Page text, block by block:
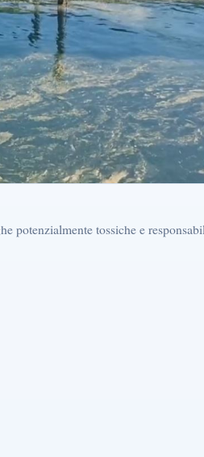
potenzialmente tossiche e